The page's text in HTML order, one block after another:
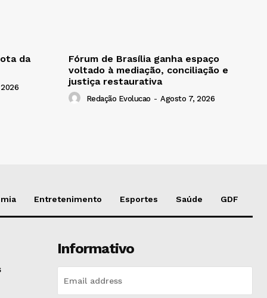
da
Fórum de Brasília ganha espaço
voltado à mediação, conciliação e
justiça restaurativa
Redação Evolucao - Agosto 7, 2026
Entretenimento Esportes Saúde GDF
Informativo